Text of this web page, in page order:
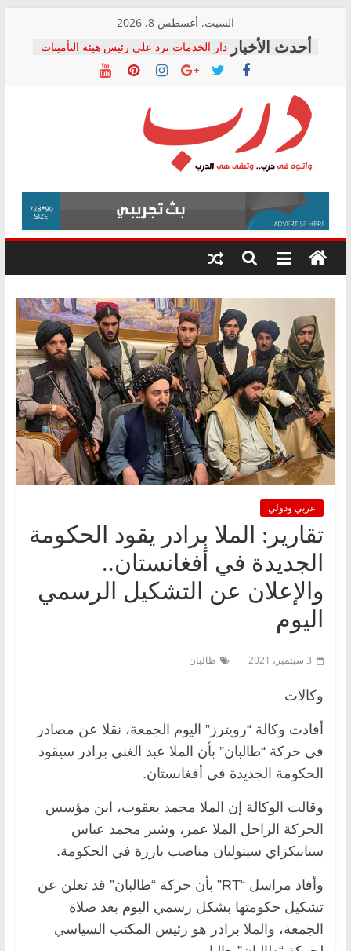
content
السبت, أغسطس 8, 2026
دار الخدمات ترد على رئيس هيئة التأمينات
بعد مؤتمره الصحفي: إنكار الأزمة لا ينهي
معاناة أصحاب المعاشات.. ونطالب بكشف
فرحات سليمان يكتب: القطاع الصحي إلى
أين؟
حزب التحالف الشعبي يطلق لجنة “الحق
في الصحة” بالإسكندرية لرصد الانتهاكات
ودعم المرضى
الوزاري لمدينة الصحفيين.. وانتهاء أعمال
إنشاء المبنى الإداري
المجلس القومي لحقوق الإنسان يعلن
متابعة قضية الدكتور محمد زهران.. ويؤكد:
قرينة البراءة وضمانات المحاكمة العادلة
درب
وأتوه
درب..
وتبقى
هي
عربي ودولي
تقارير: الملا برادر يقود الحكومة
الجديدة في أفغانستان..
والإعلان عن التشكيل الرسمي
اليوم
3 سبتمبر، 2021 طالبان
وكالات
أفادت وكالة “رويترز” اليوم الجمعة، نقلا عن مصادر
في حركة “طالبان” بأن الملا عبد الغني برادر سيقود
الحكومة الجديدة في أفغانستان.
وقالت الوكالة إن الملا محمد يعقوب، ابن مؤسس
الحركة الراحل الملا عمر، وشير محمد عباس
ستانيكزاي سيتوليان مناصب بارزة في الحكومة.
وأفاد مراسل “RT” بأن حركة “طالبان” قد تعلن عن
تشكيل حكومتها بشكل رسمي اليوم بعد صلاة
الجمعة، والملا برادر هو رئيس المكتب السياسي